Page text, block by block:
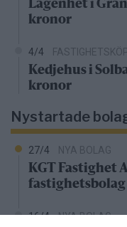
Lägenhet i
kronor
4/4
Kedjehus i
kronor
Nystartade
27/4 NYA BOLAG
KGT Fastighet
fastighetsbolag
16/4 NYA BOLAG